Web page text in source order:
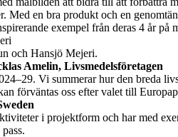
en bra produkt och en
exempel från deras 4 år på
och Hansjö Mejeri.
Amelin, Livsmedelsföretagen
Vi summerar hur den breda
förväntas oss efter valet till
i projektform och har med